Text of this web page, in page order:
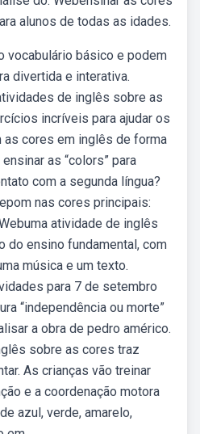
alunos de todas as idades.
vocabulário básico e podem
divertida e interativa.
de inglês sobre as
incríveis para ajudar os
as cores em inglês de forma
as “colors” para
com a segunda língua?
nas cores principais:
atividade de inglês
do ensino fundamental, com
música e um texto.
para 7 de setembro
“independência ou morte”
a obra de pedro américo.
sobre as cores traz
As crianças vão treinar
e a coordenação motora
azul, verde, amarelo,